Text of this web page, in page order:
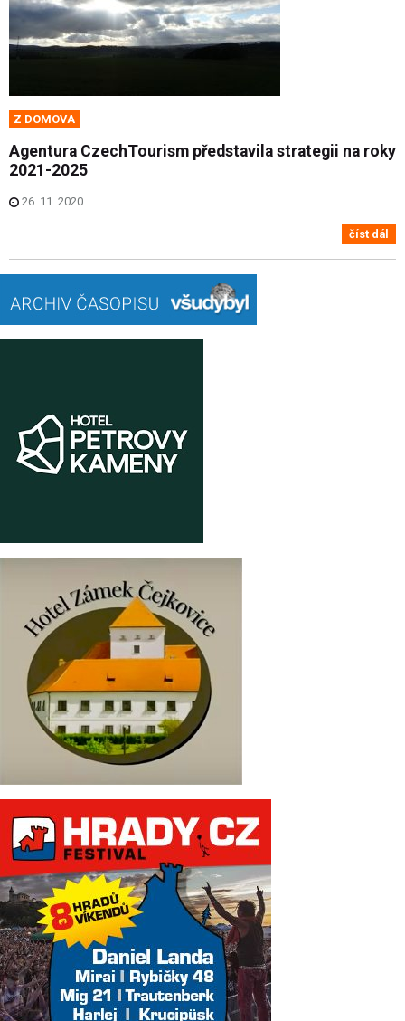
Z DOMOVA
Agentura CzechTourism představila strategii na roky
2021-2025
26. 11. 2020
číst dál